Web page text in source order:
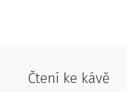
Čtení ke kávě